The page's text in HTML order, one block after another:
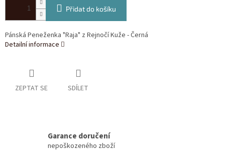
Přidat do košíku
Pánská Peneženka "Raja" z Rejnočí Kuže - Černá
Detailní informace
ZEPTAT SE SDÍLET
Garance doručení
nepoškozeného zboží